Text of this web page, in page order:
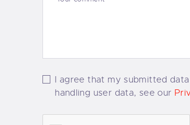
I agree that my submitted
handling user data, see our